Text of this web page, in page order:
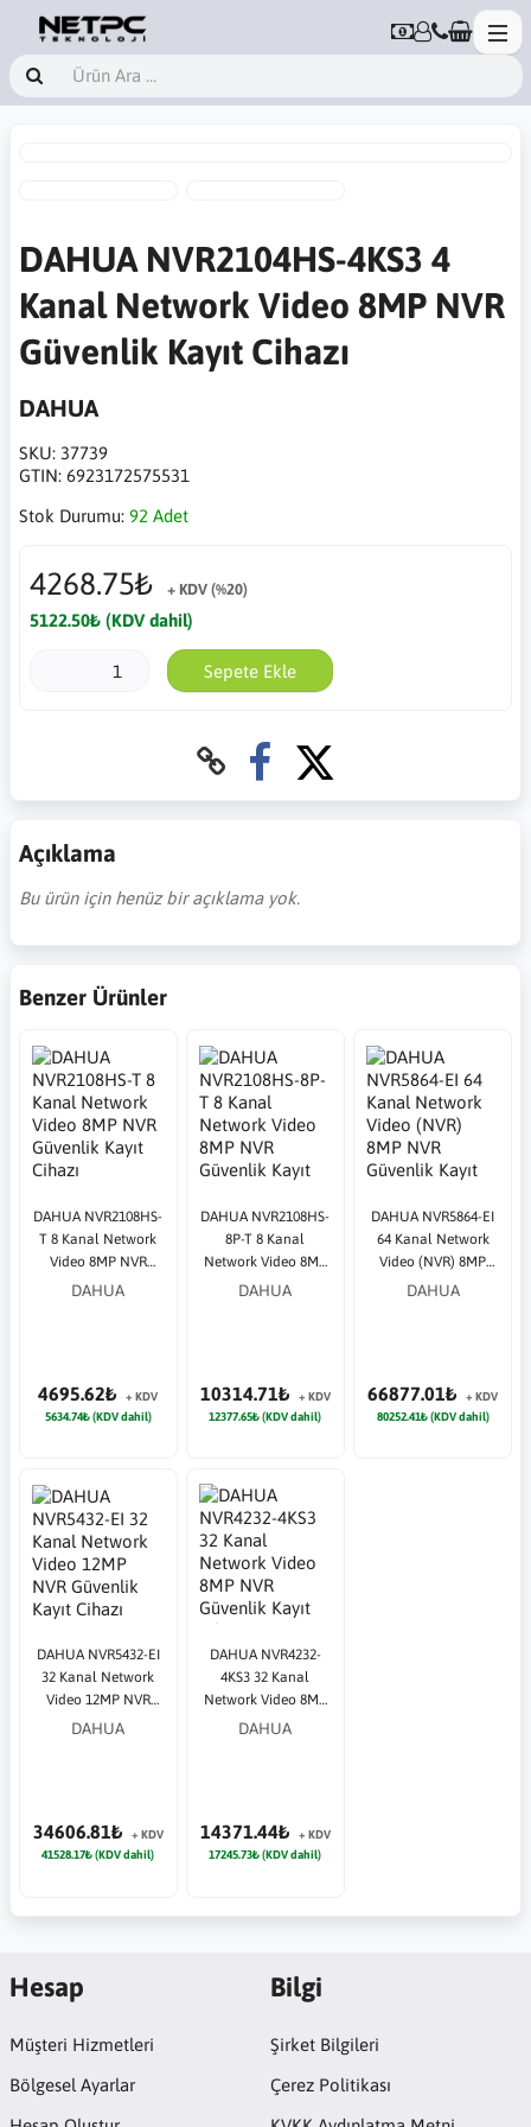
DAHUA NVR2104HS-4KS3 4
Kanal Network Video 8MP NVR
Güvenlik Kayıt Cihazı
DAHUA
SKU: 37739
GTIN: 6923172575531
Stok Durumu: 92 Adet
4268.75₺ + KDV (%20)
5122.50₺ (KDV dahil)
Sepete Ekle
Açıklama
Bu ürün için henüz bir açıklama yok.
Benzer Ürünler
DAHUA NVR2108HS-
T 8 Kanal Network
Video 8MP NVR
Güvenlik Kayıt
DAHUA
4695.62₺
+ KDV
5634.74₺ (KDV dahil)
DAHUA NVR2108HS-
8P-T 8 Kanal
Network Video 8MP
NVR Güvenlik Kayıt
DAHUA
10314.71₺
+ KDV
12377.65₺ (KDV dahil)
DAHUA NVR5864-EI
64 Kanal Network
Video (NVR) 8MP
NVR Güvenlik Kayıt
DAHUA
66877.01₺
+ KDV
80252.41₺ (KDV dahil)
DAHUA NVR5432-EI
32 Kanal Network
Video 12MP NVR
Güvenlik Kayıt
DAHUA
34606.81₺
+ KDV
41528.17₺ (KDV dahil)
DAHUA NVR4232-
4KS3 32 Kanal
Network Video 8MP
NVR Güvenlik Kayıt
DAHUA
14371.44₺
+ KDV
17245.73₺ (KDV dahil)
Hesap
Müşteri Hizmetleri
Bölgesel Ayarlar
Bilgi
Şirket Bilgileri
Çerez Politikası